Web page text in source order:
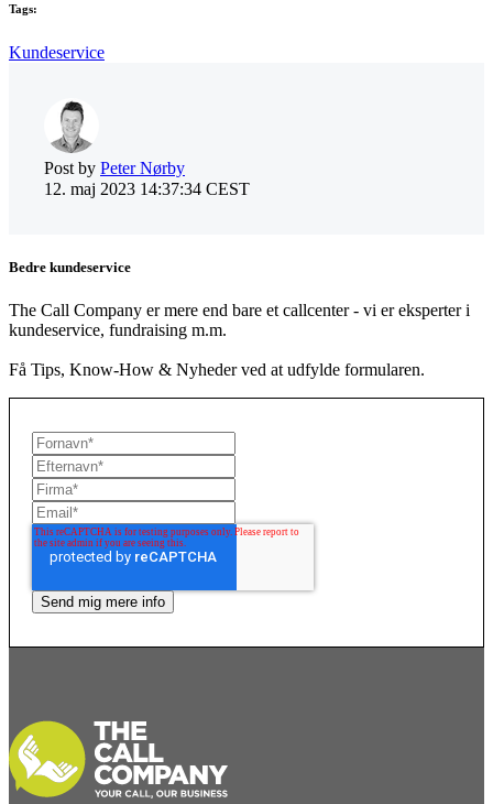
Tags:
Kundeservice
Post by Peter Nørby
12. maj 2023 14:37:34 CEST
Bedre kundeservice
The Call Company er mere end bare et callcenter - vi er eksperter i
kundeservice, fundraising m.m.
Få Tips, Know-How & Nyheder ved at udfylde formularen.